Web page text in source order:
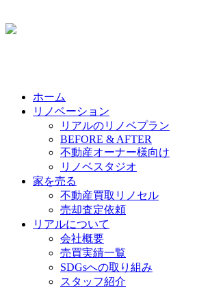
ホーム
リノベーション
リアルのリノベプラン
BEFORE & AFTER
不動産オーナー様向け
リノベスタジオ
家を売る
不動産買取リノセル
売却査定依頼
リアルについて
会社概要
売買実績一覧
SDGsへの取り組み
スタッフ紹介